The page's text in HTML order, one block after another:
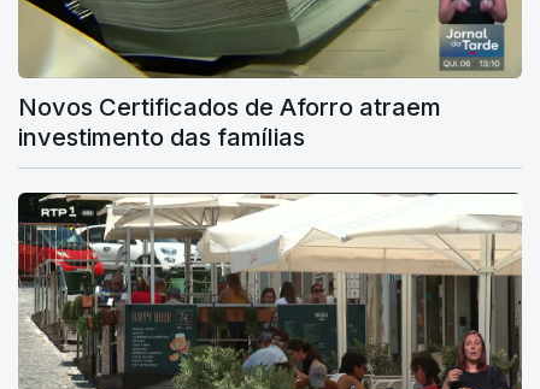
Novos Certificados de Aforro atraem
investimento das famílias